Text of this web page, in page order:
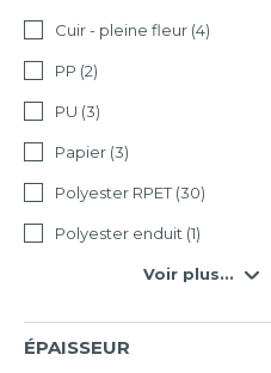
Cuir - pleine fleur (4)
PP (2)
PU (3)
Papier (3)
Polyester RPET(30)
Polyester enduit (1)
Voir plus...
ÉPAISSEUR